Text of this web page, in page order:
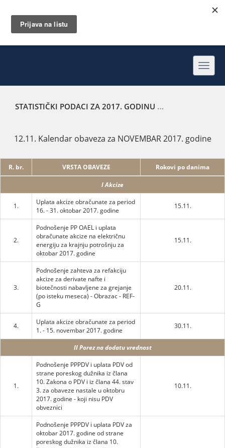
STATISTIČKI PODACI ZA 2017. GODINU
12.11. Kalendar obaveza za NOVEMBAR 2017. godine
R. br. VRSTA OBAVEZE Rokovi po danima
I Akcize
1.
Uplata akcize obračunate za period
16. - 31. oktobar 2017. godine
15.11.
2.
Podnošenje PP OAEL i uplata
obračunate akcize na električnu
energiju za krajnju potrošnju za
oktobar 2017. godine
15.11.
3.
Podnošenje zahteva za refakciju
akcize za derivate nafte i
biotečnosti nabavljene za grejanje
(po isteku meseca) - Obrazac - REF-
G
20.11.
4.
Uplata akcize obračunate za period
1. - 15. novembar 2017. godine
30.11.
II Porez na dodatu vrednost
1.
Podnošenje PPPDV i uplata PDV od
strane poreskog dužnika iz člana
10. Zakona o PDV i iz člana 44. stav
3. za obaveze nastale u oktobru
2017. godine - koji nisu PDV
obveznici
10.11.
Podnošenje PPPDV i uplata PDV za
oktobar 2017. godine od strane
poreskog dužnika iz člana 10.